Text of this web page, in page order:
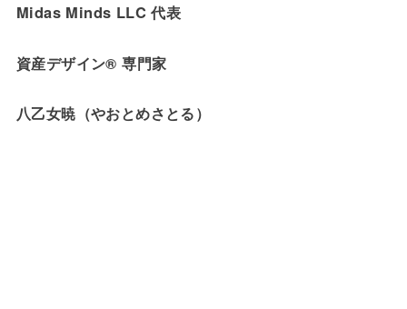
Midas Minds LLC 代表
資産デザイン® 専門家
八乙女暁（やおとめさとる）